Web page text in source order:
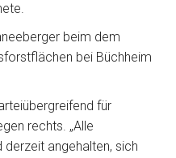
beim dem
bei Büchheim
für
rechts. „Alle
angehalten, sich